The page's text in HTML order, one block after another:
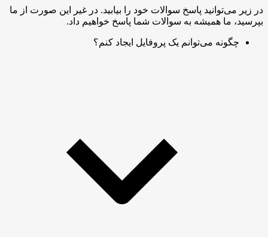
در زیر می‌توانید پاسخ سوالات خود را بیابید. در غیر این صورت از ما
بپرسید، ما همیشه به سوالات شما پاسخ خواهیم داد.
چگونه می‌توانم یک پروفایل ایجاد کنم؟